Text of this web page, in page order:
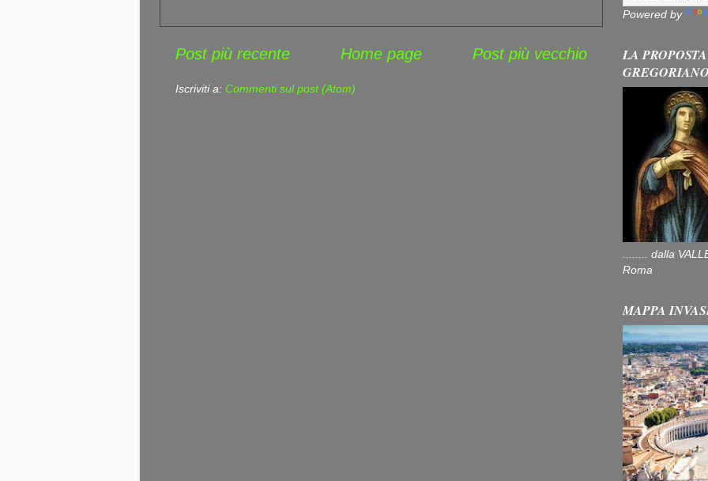
Post più recente Post più vecchio
Home page
Iscriviti a: Commenti sul post (Atom)
Powered by
LA
........ dalla
Roma
MAPPA